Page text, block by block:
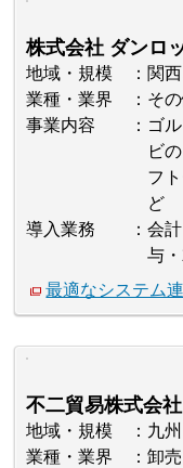
株式会社 ダンロ
地域・規模
関
業種・業界
そ
事業内容
ゴ
ビ
フ
ど
導入業務
会
与
最適なシステム
不二貿易株式会社
地域・規模
九
業種・業界
卸